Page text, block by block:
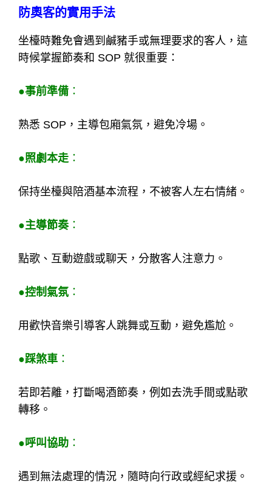
防奧客的實用手法
坐檯時難免會遇到鹹豬手或無理要求的客人，這
時候掌握節奏和 SOP 就很重要：
●事前準備 ：
熟悉 SOP，主導包廂氣氛，避免冷場。
●照劇本走 ：
保持坐檯與陪酒基本流程，不被客人左右情緒。
●主導節奏：
點歌、互動遊戲或聊天，分散客人注意力。
●控制氣氛 ：
用歡快音樂引導客人跳舞或互動，避免尷尬。
●踩煞車 ：
若即若離，打斷喝酒節奏，例如去洗手間或點歌
轉移。
●呼叫協助 ：
遇到無法處理的情況，隨時向行政或經紀求援。